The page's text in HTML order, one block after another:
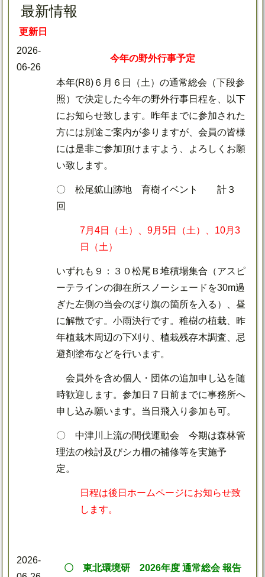
最新情報
更新日
2026-
06-26
今年の野外行事予定
本年(R8)６月６日（土）の通常総会（下段参
照）で決定した今年の野外行事日程を、以下
にお知らせ致します。昨年までに参加された
方には別途ご案内が参りますが、会員の皆様
には是非ご参加頂けますよう、よろしくお願
い致します。
〇 松尾鉱山跡地 育樹イベント 計３
回
7月4日（土）、9月5日（土）、10月3
日（土）
いずれも９：３０松尾Ｂ堆積場集合（アスピ
ーテラインの御在所スノーシェードを30m過
ぎた左側の当会のぼり旗の箇所を入る）、昼
に解散です。小雨決行です。稚樹の植栽、昨
年植栽木周辺の下刈り、植栽残存木調査、忌
避剤塗布などを行います。
会員外を含め個人・団体の追加申し込を随
時歓迎します。参加日７日前までに事務所へ
申し込み願います。当日飛入り参加も可。
〇 中津川上流の間伐運動会 今期は森林管
理法の検討及びシカ柵の補修等を実施予
定。
日程は後日ホームページにお知らせ致
します。
2026-
〇 東北環境研 2026年度 通常総会 報告